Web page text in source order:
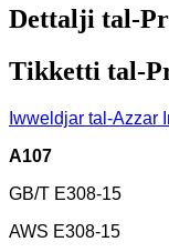
Dettalji tal-
Tikketti tal-
Iwweldjar tal-Azzar
A107
GB/T E308-15
AWS E308-15